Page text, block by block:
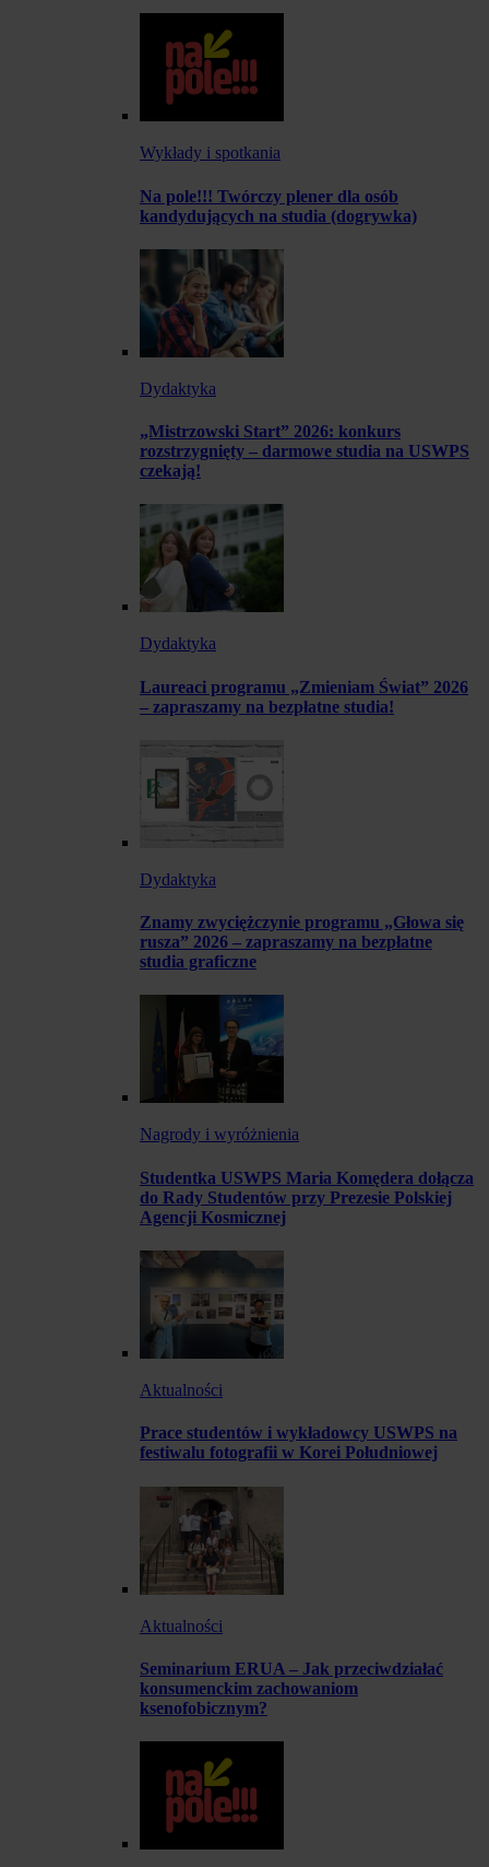
Wykłady i spotkania
Na pole!!! Twórczy plener dla osób
kandydujących na studia (dogrywka)
Dydaktyka
„Mistrzowski Start” 2026: konkurs
rozstrzygnięty – darmowe studia na USWPS
czekają!
Dydaktyka
Laureaci programu „Zmieniam Świat” 2026
– zapraszamy na bezpłatne studia!
Dydaktyka
Znamy zwyciężczynie programu „Głowa się
rusza” 2026 – zapraszamy na bezpłatne
studia graficzne
Nagrody i wyróżnienia
Studentka USWPS Maria Komędera dołącza
do Rady Studentów przy Prezesie Polskiej
Agencji Kosmicznej
Aktualności
Prace studentów i wykładowcy USWPS na
festiwalu fotografii w Korei Południowej
Aktualności
Seminarium ERUA – Jak przeciwdziałać
konsumenckim zachowaniom
ksenofobicznym?